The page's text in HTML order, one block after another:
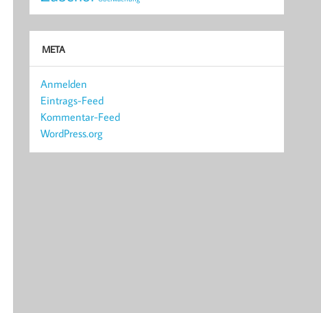
META
Anmelden
Eintrags-Feed
Kommentar-Feed
WordPress.org